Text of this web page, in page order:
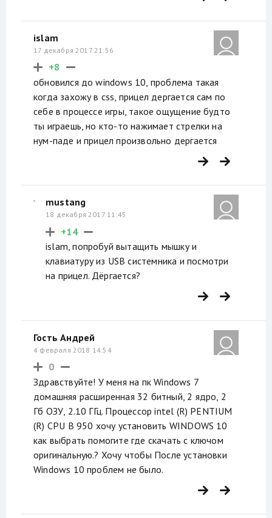
islam
17 декабря 2017 21:56
+8
обновился до windows 10, проблема такая
когда захожу в css, прицел дергается сам по
себе в процессе игры, такое ощущение будто
ты играешь, но кто-то нажимает стрелки на
нум-паде и прицел произвольно дергается
mustang
18 декабря 2017 11:45
+14
islam, попробуй вытащить мышку и
клавиатуру из USB системника и посмотри
на прицел. Дёргается?
Гость Андрей
4 февраля 2018 14:54
0
Здравствуйте! У меня на пк Windows 7
домашняя расширенная 32 битный, 2 ядро, 2
Гб ОЗУ, 2.10 ГГц. Процессор intel (R) PENTIUM
(R) CPU В 950 хочу установить WINDOWS 10
как выбрать помогите где скачать с ключом
оригинальную.? Хочу чтобы После установки
Windows 10 проблем не было.